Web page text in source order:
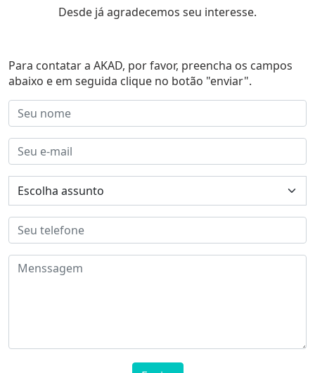
Desde já agradecemos seu interesse.
Para contatar a AKAD, por favor, preencha os campos
abaixo e em seguida clique no botão "enviar".